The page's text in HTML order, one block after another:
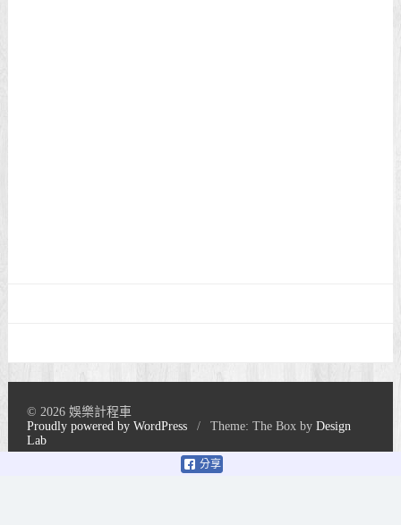
分享
© 2026 娛樂計程車
Proudly powered by WordPress
/ Theme: The Box byDesign
Lab